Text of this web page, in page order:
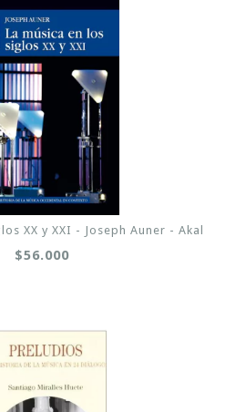
XX y XXI - Joseph Auner - Akal
$56.000